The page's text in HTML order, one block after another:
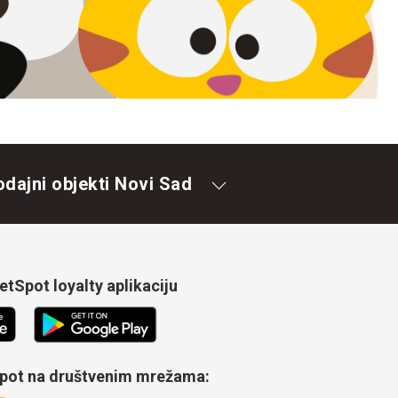
objekti Novi Sad
loyalty aplikaciju
na društvenim mrežama: